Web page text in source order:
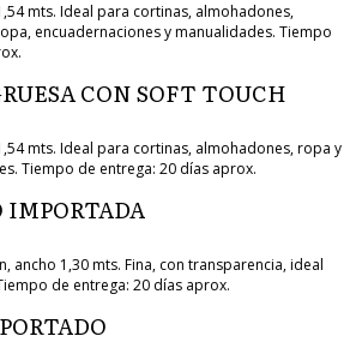
mts. Ideal para cortinas, almohadones,
encuadernaciones y manualidades. Tiempo
CON SOFT TOUCH
mts. Ideal para cortinas, almohadones, ropa y
Tiempo de entrega: 20 días aprox.
IMPORTADA
ancho 1,30 mts. Fina, con transparencia, ideal
de entrega: 20 días aprox.